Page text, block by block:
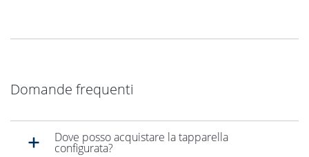
Domande frequenti
Dove posso acquistare la tapparella
configurata?